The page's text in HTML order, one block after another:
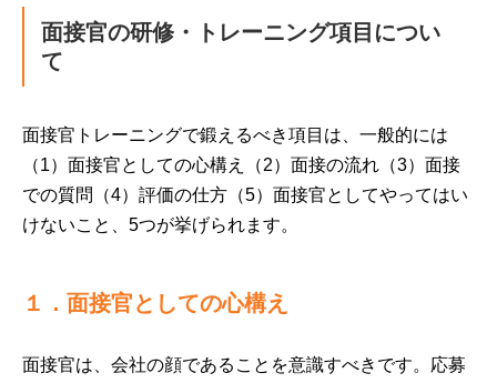
面接官の研修・トレーニング項目につい
て
面接官トレーニングで鍛えるべき項目は、一般的には
（1）面接官としての心構え（2）面接の流れ（3）面接
での質問（4）評価の仕方（5）面接官としてやってはい
けないこと、5つが挙げられます。
１．面接官としての心構え
面接官は、会社の顔であることを意識すべきです。応募